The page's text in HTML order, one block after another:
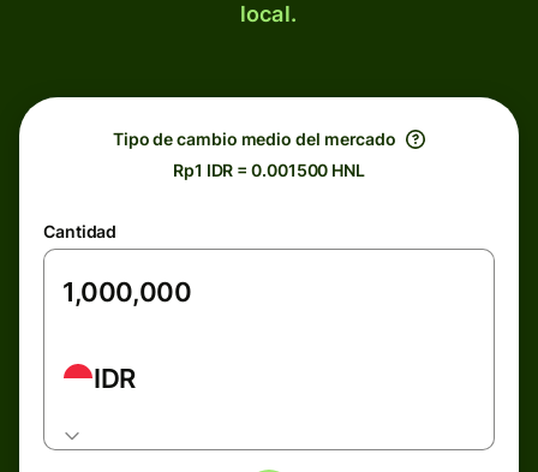
local.
Tipo de cambio medio del mercado
Rp1 IDR = 0.001500 HNL
Cantidad
IDR